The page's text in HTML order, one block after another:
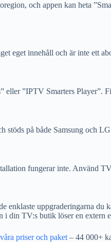
och appen kan heta
eget innehåll och är inte ett
”IPTV Smarters Player”.
stöds på både Samsung och
fungerar inte. Använd
enklaste uppgraderingarna du
din TV:s butik löser en extern
priser och paket– 44 000+